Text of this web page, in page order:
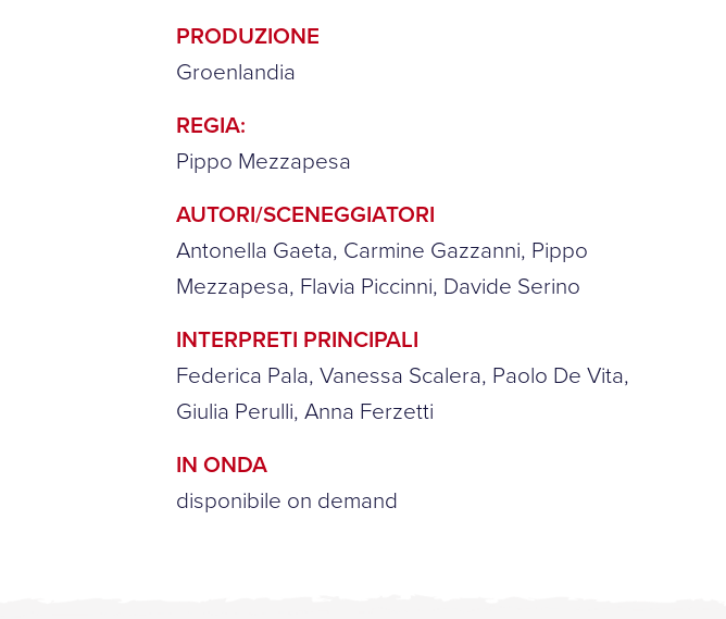
PRODUZIONE
Groenlandia
REGIA:
Pippo Mezzapesa
AUTORI/SCENEGGIATORI
Antonella Gaeta, Carmine Gazzanni, Pippo
Mezzapesa, Flavia Piccinni, Davide Serino
INTERPRETI PRINCIPALI
Federica Pala, Vanessa Scalera, Paolo De Vita,
Giulia Perulli, Anna Ferzetti
IN ONDA
disponibile on demand